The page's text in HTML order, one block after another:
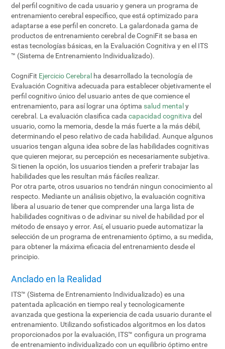
del perfil cognitivo de cada usuario y genera un programa de
entrenamiento cerebral específico, que está optimizado para
adaptarse a ese perfil en concreto. La galardonada gama de
productos de entrenamiento cerebral de CogniFit se basa en
estas tecnologías básicas, en la Evaluación Cognitiva y en el ITS
™ (Sistema de Entrenamiento Individualizado).
CogniFit Ejercicio Cerebral ha desarrollado la tecnología de
Evaluación Cognitiva adecuada para establecer objetivamente el
perfil cognitivo único del usuario antes de que comience el
entrenamiento, para así lograr una óptima salud mental y
cerebral. La evaluación clasifica cadacapacidad cognitiva del
usuario, como la memoria, desde la más fuerte a la más débil,
determinando el peso relativo de cada habilidad. Aunque algunos
usuarios tengan alguna idea sobre de las habilidades cognitivas
que quieren mejorar, su percepción es necesariamente subjetiva.
Si tienen la opción, los usuarios tienden a preferir trabajar las
habilidades que les resultan más fáciles realizar.
Por otra parte, otros usuarios no tendrán ningun conocimiento al
respecto. Mediante un análisis objetivo, la evaluación cognitiva
libera al usuario de tener que comprender una larga lista de
habilidades cognitivas o de adivinar su nivel de habilidad por el
método de ensayo y error. Así, el usuario puede automatizar la
selección de un programa de entrenamiento óptimo, a su medida,
para obtener la máxima eficacia del entrenamiento desde el
principio.
Anclado en la Realidad
ITS™ (Sistema de Entrenamiento Individualizado) es una
patentada aplicación en tiempo real y tecnologicamente
avanzada que gestiona la experiencia de cada usuario durante el
entrenamiento. Utilizando sofisticados algoritmos en los datos
proporcionados por la evaluación, ITS™ configura un programa
de entrenamiento individualizado con un equilibrio óptimo entre